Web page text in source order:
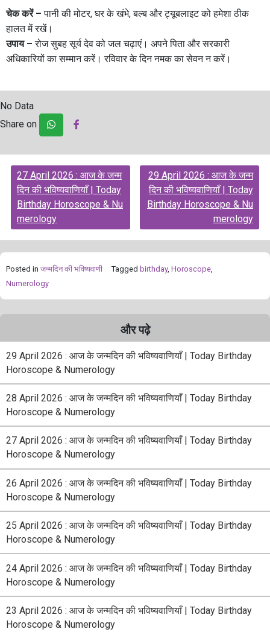
चेक करें – पानी की मोटर, घर के खंभे, बल्ब और ट्यूबलाइट को हमेशा ठीक
हालत में रखें।
उपाय – रोज सुबह सूर्य देव को जल चढ़ाएं। अपने पिता और सरकारी
अधिकारियों का सम्मान करें। रविवार के दिन नमक का सेवन न करें।
No Data
Share on
Post
navigation
27 April 2026 : आज के जन्म
दिन की भविष्यवाणियाँ | Today
Birthday Horoscope & Nu
merology
29 April 2026 : आज के जन्म
दिन की भविष्यवाणियाँ | Today
Birthday Horoscope & Nu
merology
Posted in जन्मदिन की भविष्यवाणी Tagged birthday, Horoscope,
Numerology
और पढ़े
29 April 2026 : आज के जन्मदिन की भविष्यवाणियाँ | Today Birthday
Horoscope & Numerology
28 April 2026 : आज के जन्मदिन की भविष्यवाणियाँ | Today Birthday
Horoscope & Numerology
27 April 2026 : आज के जन्मदिन की भविष्यवाणियाँ | Today Birthday
Horoscope & Numerology
26 April 2026 : आज के जन्मदिन की भविष्यवाणियाँ | Today Birthday
Horoscope & Numerology
25 April 2026 : आज के जन्मदिन की भविष्यवाणियाँ | Today Birthday
Horoscope & Numerology
24 April 2026 : आज के जन्मदिन की भविष्यवाणियाँ | Today Birthday
Horoscope & Numerology
23 April 2026 : आज के जन्मदिन की भविष्यवाणियाँ | Today Birthday
Horoscope & Numerology